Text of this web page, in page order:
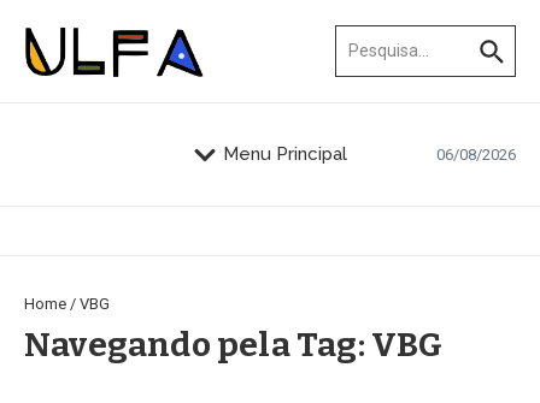
Menu Principal 06/08/2026
Home / VBG
Navegando pela Tag: VBG